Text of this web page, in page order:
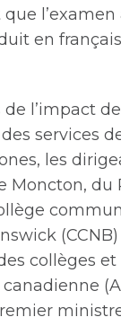
en
l’impact
services
les
Moncton, du
collèges